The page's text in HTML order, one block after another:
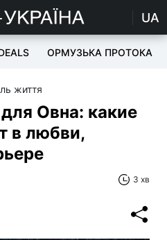
UA
ОРМУЗЬКА ПРОТОКА
життя
Овна: какие
в любви,
3 хв